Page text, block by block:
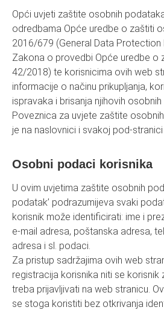
Opći uvjeti zaštite osobnih
odredbama Opće uredbe o zaštiti
2016/679 (General Data Protection
Zakona o provedbi Opće uredbe o
42/2018) te korisnicima ovih web
informacije o načinu prikupljanja,
ispravaka i brisanja njihovih
Poveznica za uvjete zaštite
je na naslovnici i svakoj pod-
Osobni podaci korisnika
U ovim uvjetima zaštite osobnih
podatak’ podrazumijeva svaki
korisnik može identificirati: ime i
e-mail adresa, poštanska adresa,
adresa i sl. podaci.
Za pristup sadržajima ovih web
registracija korisnika niti se korisnik
treba prijavljivati na web stranicu.
se stoga koristiti bez otkrivanja